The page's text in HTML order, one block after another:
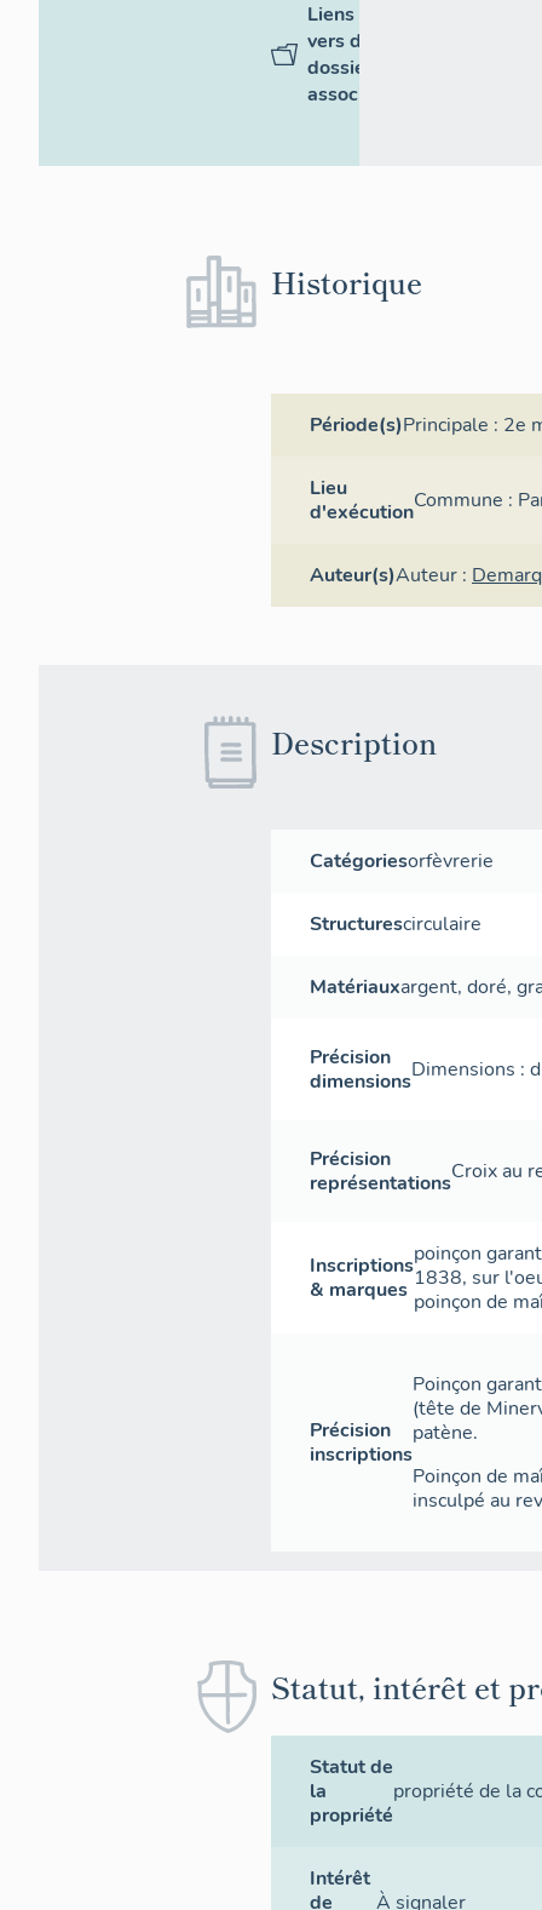
Liens
vers des
dossiers
associés
Historique
Période(s)Principale : 2e
Lieu
d'exécutionCommune :
Auteur(s)Auteur :
Description
Catégoriesorfèvrerie
Structurescirculaire
Matériauxargent, doré,
Précision
dimensionsDimensions :
Précision
représentationsCroix au
Inscriptions
& marques
poinçon
1838, sur
poinçon de
Précision
inscriptions
Poinçon
(tête de
patène.
Poinçon de
insculpé au
Statut, intérêt et
Statut de
la
propriété
propriété de la
Intérêt
de
À signaler